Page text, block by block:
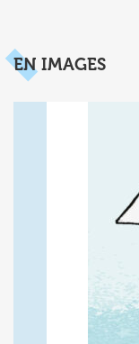
EN IMAGES